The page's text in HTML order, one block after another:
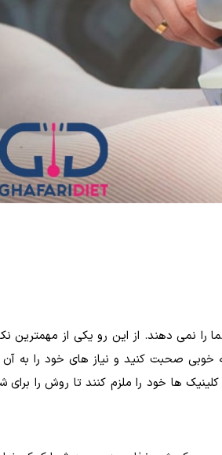
نمی دهند. از این رو یکی از مهمترین
خوبی صحبت کنید و نیاز های خود را به آن
ها خود را ملزم کنند تا روش را برای